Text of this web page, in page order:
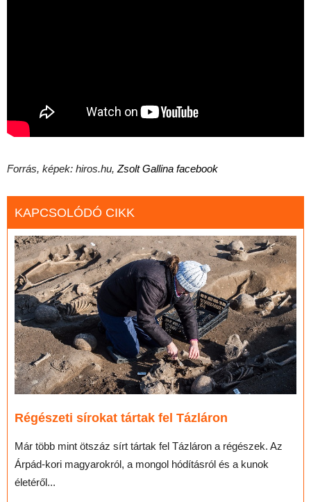
Forrás, képek: hiros.hu, Zsolt Gallina facebook
KAPCSOLÓDÓ CIKK
Régészeti sírokat tártak fel Tázláron
Már több mint ötszáz sírt tártak fel Tázláron a régészek. Az
Árpád-kori magyarokról, a mongol hódításról és a kunok
életéről...